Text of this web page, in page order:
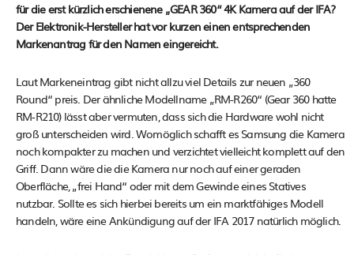
für die erst kürzlich erschienene „GEAR 360“ 4K Kamera auf der IFA?
Der Elektronik-Hersteller hat vor kurzen einen entsprechenden
Markenantrag für den Namen eingereicht.
Laut Markeneintrag gibt nicht allzu viel Details zur neuen „360
Round“ preis. Der ähnliche Modellname „RM-R260“ (Gear 360 hatte
RM-R210) lässt aber vermuten, dass sich die Hardware wohl nicht
groß unterscheiden wird. Womöglich schafft es Samsung die Kamera
noch kompakter zu machen und verzichtet vielleicht komplett auf den
Griff. Dann wäre die die Kamera nur noch auf einer geraden
Oberfläche, „frei Hand“ oder mit dem Gewinde eines Statives
nutzbar. Sollte es sich hierbei bereits um ein marktfähiges Modell
handeln, wäre eine Ankündigung auf der IFA 2017 natürlich möglich.